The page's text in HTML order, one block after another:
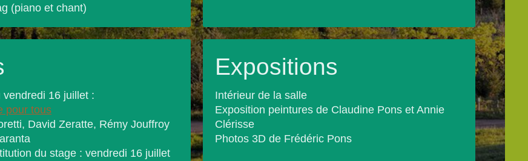
et chant)
vendredi 16 juillet :
pour tous
David Zeratte, Rémy Jouffroy
du stage : vendredi 16 juillet
Expositions
Intérieur de la salle
Exposition peintures de Claudine Pons et Annie
Clérisse
Photos 3D de Frédéric Pons